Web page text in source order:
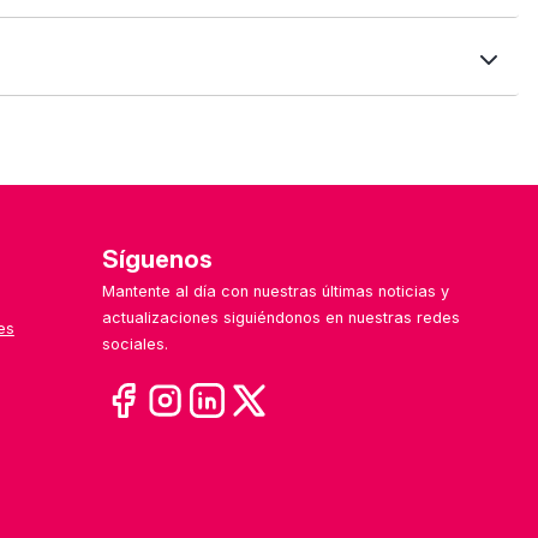
de contacto. ¡Nos encanta mejorar con tu
Síguenos
Mantente al día con nuestras últimas noticias y
actualizaciones siguiéndonos en nuestras redes
sociales.